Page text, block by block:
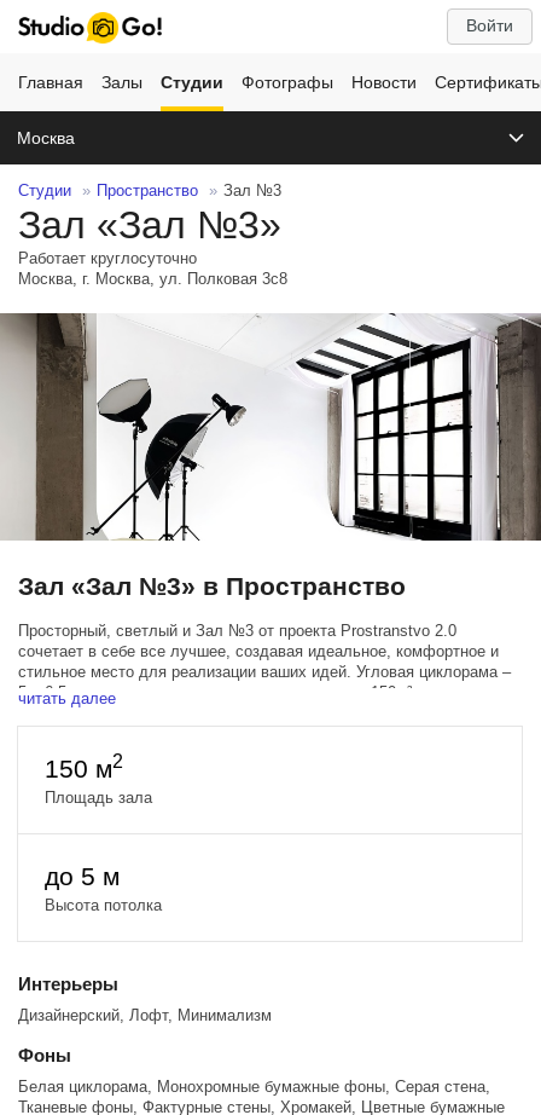
Войти
Главная Залы Студии Фотографы Новости
Москва
Студии Пространство Зал №3
Зал «Зал №3»
Работает круглосуточно
Москва, г. Москва, ул. Полковая 3с8
Зал «Зал №3» в Пространство
Просторный, светлый и Зал №3 от проекта Prostranstvo 2.0
сочетает в себе все лучшее, создавая идеальное, комфортное и
стильное место для реализации ваших идей. Угловая циклорама –
5 х 6,5м, строительная вышка-тура, площадь – 150м², потолки –
5,7м, мансардные окна в пол 5 х 6м, блэкаут шторы.
Зал располагает тремя источниками Profoto D1 500, большими
окнами, фрост-рамой 200х200 см, блэкаут шторами, позволяющими
удобно регулировать поступающий солнечный свет и гримерным
читать далее
150 м2
Площадь зала
до 5 м
Высота потолка
Интерьеры
Дизайнерский, Лофт, Минимализм
Фоны
Белая циклорама, Монохромные бумажные фоны, Серая стена,
Тканевые фоны, Фактурные стены, Хромакей, Цветные бумажные